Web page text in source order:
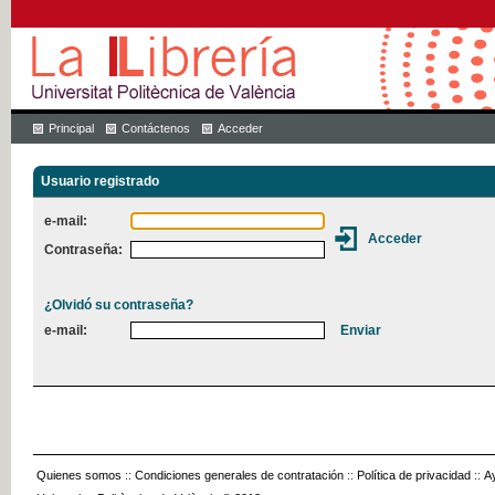
Principal Contáctenos Acceder
Usuario registrado
e-mail:
Contraseña:
¿Olvidó su contraseña?
e-mail:
Quienes somos :: Condiciones generales de contratación :: Política de privacidad ::